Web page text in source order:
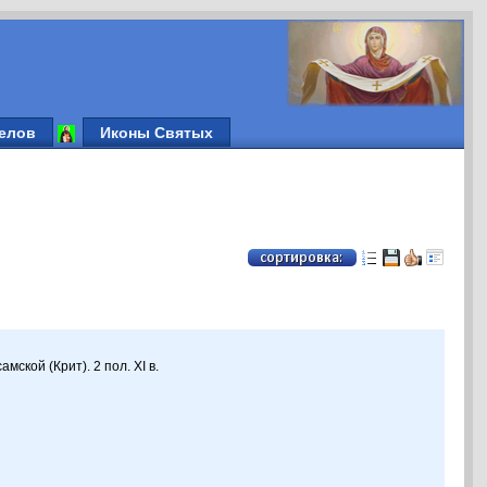
Иконы Святых
(Крит). 2 пол. XI в.